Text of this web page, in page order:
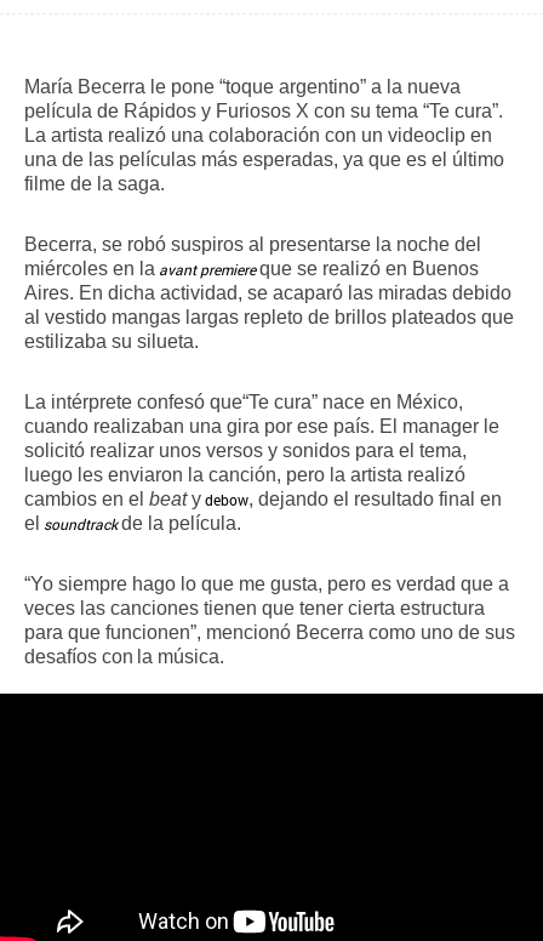
María Becerra le pone “toque argentino” a la nueva
película de Rápidos y Furiosos X con su tema “Te cura”.
La artista realizó una colaboración con un videoclip en
una de las películas más esperadas, ya que es el último
filme de la saga.
Becerra, se robó suspiros al presentarse la noche del
miércoles en la avant premiereque se realizó en Buenos
Aires. En dicha actividad, se acaparó las miradas debido
al vestido mangas largas repleto de brillos plateados que
estilizaba su silueta.
La intérprete confesó que“Te cura” nace en México,
cuando realizaban una gira por ese país. El manager le
solicitó realizar unos versos y sonidos para el tema,
luego les enviaron la canción, pero la artista realizó
cambios en el beat ydebow, dejando el resultado final en
el soundtrackde la película.
“Yo siempre hago lo que me gusta, pero es verdad que a
veces las canciones tienen que tener cierta estructura
para que funcionen”, mencionó Becerra como uno de sus
desafíos con la música.